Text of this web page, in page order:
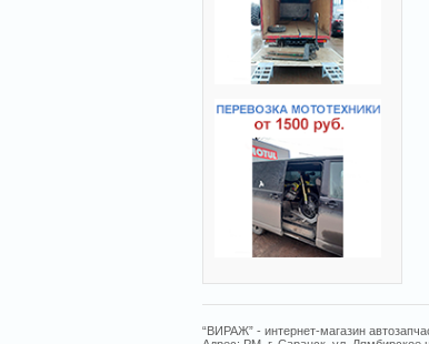
“ВИРАЖ” - интернет-магазин